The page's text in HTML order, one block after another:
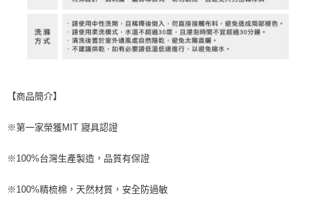
【商品簡介】
※第一家榮獲MIT 寢具認證
※100%台灣生產製造，品質有保證
※100%精梳棉，天然材質，安全防過敏